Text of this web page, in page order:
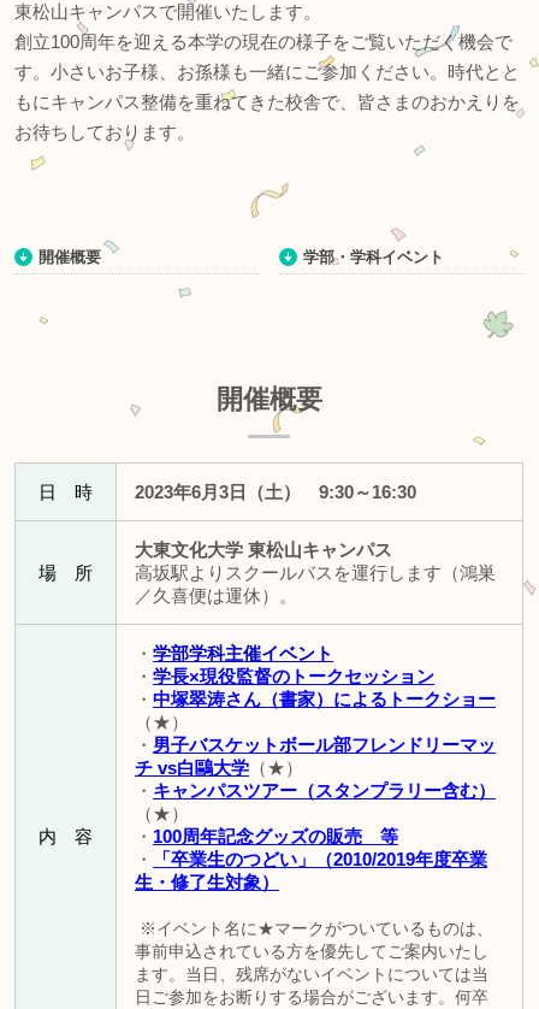
東松山キャンパスで開催いたします。
創立100周年を迎える本学の現在の様子をご覧いただく機会で
す。小さいお子様、お孫様も一緒にご参加ください。時代とと
もにキャンパス整備を重ねてきた校舎で、皆さまのおかえりを
お待ちしております。
開催概要 学部・学科イベント
開催概要
日 時 2023年6月3日（土） 9:30～16:30
場 所
大東文化大学 東松山キャンパス
高坂駅よりスクールバスを運行します（鴻巣
／久喜便は運休）。
内 容
・学部学科主催イベント
・学長×現役監督のトークセッション
・中塚翠涛さん（書家）によるトークショー
（★）
・ 男子バスケットボール部フレンドリーマッ
チ vs白鷗大学 （★）
・ キャンパスツアー（スタンプラリー含む）
（★）
・ 100周年記念グッズの販売 等
・
「卒業生のつどい」（2010/2019年度卒業
生・修了生対象）
※イベント名に★マークがついているものは、
事前申込されている方を優先してご案内いたし
ます。当日、残席がないイベントについては当
日ご参加をお断りする場合がございます。何卒